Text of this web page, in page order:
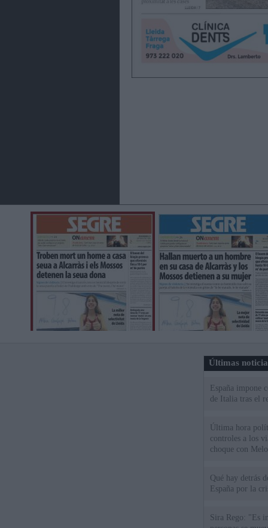
Últimas
España impone
de Italia tras el
Última hora
controles a los
choque con
Qué hay detrás
España por la
Sira Rego: "Es